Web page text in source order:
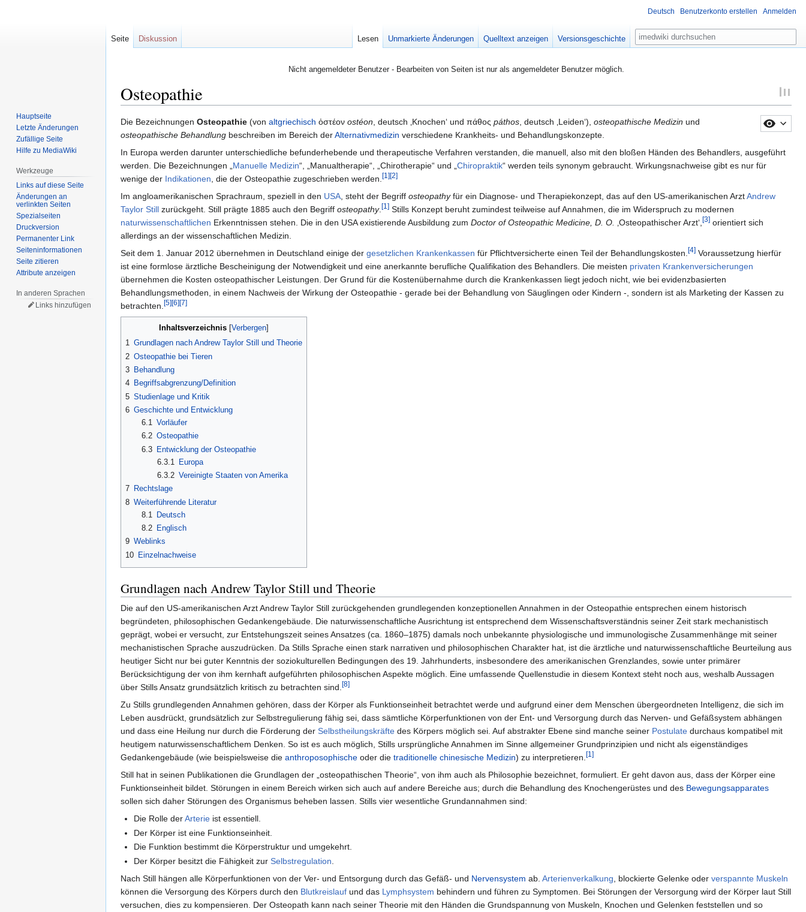
Nicht angemeldeter Benutzer - Bearbeiten von Seiten ist nur als angemeldeter Benutzer möglich.
Osteopathie
Zur
Navigation
springen
Zur
Suche
springen
Die Bezeichnungen Osteopathie (von altgriechisch ὀστέον ostéon, deutsch ‚Knochen‘ und πάθος páthos, deutsch ‚Leiden‘), osteopathische Medizin und
osteopathische Behandlung beschreiben im Bereich derAlternativmedizin verschiedene Krankheits- und Behandlungskonzepte.
In Europa werden darunter unterschiedliche befunderhebende und therapeutische Verfahren verstanden, die manuell, also mit den bloßen Händen des Behandlers, ausgeführt
werden. Die Bezeichnungen „Manuelle Medizin“, „Manualtherapie“, „Chirotherapie“ und „Chiropraktik“ werden teils synonym gebraucht. Wirkungsnachweise gibt es nur für
wenige der Indikationen, die der Osteopathie zugeschrieben werden.[1][2]
Im angloamerikanischen Sprachraum, speziell in den USA, steht der Begriff osteopathyfür ein Diagnose- und Therapiekonzept, das auf den US-amerikanischen ArztAndrew
Taylor Still zurückgeht. Still prägte 1885 auch den Begriff osteopathy.[1] Stills Konzept beruht zumindest teilweise auf Annahmen, die im Widerspruch zu modernen
naturwissenschaftlichen Erkenntnissen stehen. Die in den USA existierende Ausbildung zum Doctor of Osteopathic Medicine, D. O. ‚Osteopathischer Arzt‘,[3] orientiert sich
allerdings an der wissenschaftlichen Medizin.
Seit dem 1. Januar 2012 übernehmen in Deutschland einige der gesetzlichen Krankenkassen für Pflichtversicherte einen Teil der Behandlungskosten.[4] Voraussetzung hierfür
ist eine formlose ärztliche Bescheinigung der Notwendigkeit und eine anerkannte berufliche Qualifikation des Behandlers. Die meisten privaten Krankenversicherungen
übernehmen die Kosten osteopathischer Leistungen. Der Grund für die Kostenübernahme durch die Krankenkassen liegt jedoch nicht, wie bei evidenzbasierten
Behandlungsmethoden, in einem Nachweis der Wirkung der Osteopathie - gerade bei der Behandlung von Säuglingen oder Kindern -, sondern ist als Marketing der Kassen zu
betrachten.[5][6][7]
Inhaltsverzeichnis
1 Grundlagen nach Andrew Taylor Still und Theorie
2 Osteopathie bei Tieren
3 Behandlung
4 Begriffsabgrenzung/Definition
5 Studienlage und Kritik
6 Geschichte und Entwicklung
6.1
Vorläufer
6.2 Osteopathie
6.3 Entwicklung der Osteopathie
6.3.1
Europa
6.3.2 Vereinigte Staaten von Amerika
7 Rechtslage
8 Weiterführende Literatur
8.1
Deutsch
8.2
Englisch
9 Weblinks
10 Einzelnachweise
Grundlagen nach Andrew Taylor Still und Theorie
Die auf den US-amerikanischen Arzt Andrew Taylor Still zurückgehenden grundlegenden konzeptionellen Annahmen in der Osteopathie entsprechen einem historisch
begründeten, philosophischen Gedankengebäude. Die naturwissenschaftliche Ausrichtung ist entsprechend dem Wissenschaftsverständnis seiner Zeit stark mechanistisch
geprägt, wobei er versucht, zur Entstehungszeit seines Ansatzes (ca. 1860–1875) damals noch unbekannte physiologische und immunologische Zusammenhänge mit seiner
mechanistischen Sprache auszudrücken. Da Stills Sprache einen stark narrativen und philosophischen Charakter hat, ist die ärztliche und naturwissenschaftliche Beurteilung aus
heutiger Sicht nur bei guter Kenntnis der soziokulturellen Bedingungen des 19. Jahrhunderts, insbesondere des amerikanischen Grenzlandes, sowie unter primärer
Berücksichtigung der von ihm kernhaft aufgeführten philosophischen Aspekte möglich. Eine umfassende Quellenstudie in diesem Kontext steht noch aus, weshalb Aussagen
über Stills Ansatz grundsätzlich kritisch zu betrachten sind.[8]
Zu Stills grundlegenden Annahmen gehören, dass der Körper als Funktionseinheit betrachtet werde und aufgrund einer dem Menschen übergeordneten Intelligenz, die sich im
Leben ausdrückt, grundsätzlich zur Selbstregulierung fähig sei, dass sämtliche Körperfunktionen von der Ent- und Versorgung durch das Nerven- und Gefäßsystem abhängen
und dass eine Heilung nur durch die Förderung der Selbstheilungskräfte des Körpers möglich sei. Auf abstrakter Ebene sind manche seiner Postulate durchaus kompatibel mit
heutigem naturwissenschaftlichem Denken. So ist es auch möglich, Stills ursprüngliche Annahmen im Sinne allgemeiner Grundprinzipien und nicht als eigenständiges
Gedankengebäude (wie beispielsweise die anthroposophische oder die traditionelle chinesische Medizin) zu interpretieren.[1]
Still hat in seinen Publikationen die Grundlagen der „osteopathischen Theorie“, von ihm auch als Philosophie bezeichnet, formuliert. Er geht davon aus, dass der Körper eine
Funktionseinheit bildet. Störungen in einem Bereich wirken sich auch auf andere Bereiche aus; durch die Behandlung des Knochengerüstes und des Bewegungsapparates
sollen sich daher Störungen des Organismus beheben lassen. Stills vier wesentliche Grundannahmen sind:
Die Rolle derArterie ist essentiell.
Der Körper ist eine Funktionseinheit.
Die Funktion bestimmt die Körperstruktur und umgekehrt.
Der Körper besitzt die Fähigkeit zurSelbstregulation
Nach Still hängen alle Körperfunktionen von der Ver- und Entsorgung durch das Gefäß- und Nervensystem ab. Arterienverkalkung , blockierte Gelenke oder verspannte Muskeln
können die Versorgung des Körpers durch den Blutkreislauf und das Lymphsystem behindern und führen zu Symptomen. Bei Störungen der Versorgung wird der Körper laut Still
versuchen, dies zu kompensieren. Der Osteopath kann nach seiner Theorie mit den Händen die Grundspannung von Muskeln, Knochen und Gelenken feststellen und so
Deutsch Benutzerkonto erstellen Anmelden
Seite Diskussion Lesen Unmarkierte Änderungen Quelltext anzeigen Versionsgeschichte
Suche
Hauptseite
Letzte Änderungen
Zufällige Seite
Hilfe zu MediaWiki
Werkzeuge
Links auf diese Seite
Änderungen an
verlinkten Seiten
Spezialseiten
Druckversion
Permanenter Link
Seiten­informationen
Seite zitieren
Attribute anzeigen
In anderen Sprachen
Links hinzufügen